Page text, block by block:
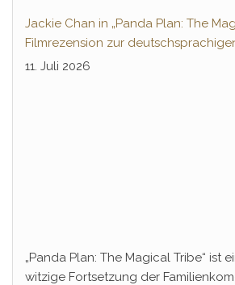
Jackie Chan in „Panda Plan: The
Filmrezension zur
Premiere
11. Juli 2026
„Panda Plan: The Magical Tribe“ ist
witzige Fortsetzung der